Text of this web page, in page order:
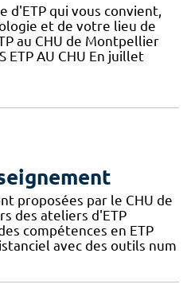
d'ETP qui vous convient,
et de votre lieu de
au CHU de Montpellier
ETP AU CHU En juillet
proposées par le CHU de
des ateliers d'ETP
compétences en ETP
avec des outils num